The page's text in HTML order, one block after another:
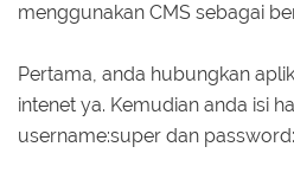
menggunakan CMS sebagai
Pertama, anda hubungkan
intenet ya. Kemudian anda isi
username:super dan